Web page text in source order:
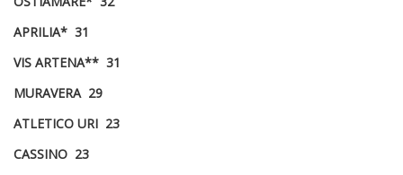
APRILIA* 31
VIS ARTENA** 31
MURAVERA 29
ATLETICO URI 23
CASSINO 23